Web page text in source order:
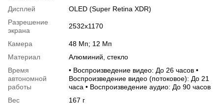
Дисплей
OLED (Super Retina XDR)
Разрешение
экрана
2532x1170
Камера
48 Мп; 12 Мп
Материал
Алюминий, стекло
Время
автономной
работы
• Воспроизведение видео: До 26 часов •
Воспроизведение видео (потоковое): До 21
часа • Воспроизведение аудио: До 90 часов
Вес
167 г